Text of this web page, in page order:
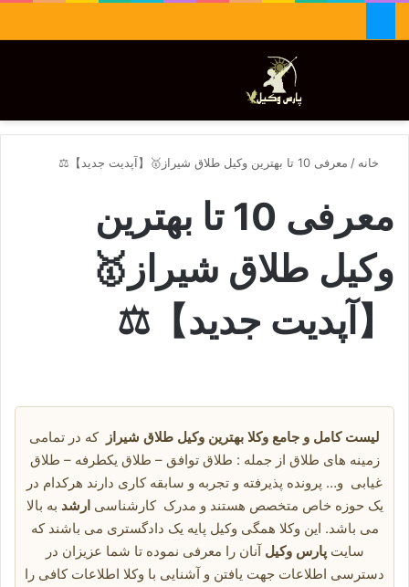
تغییر پوسته
خانه / معرفی 10 تا بهترین وکیل طلاق شیراز🥇【آپدیت جدید】⚖️
معرفی 10 تا بهترین
وکیل طلاق شیراز🥇
【آپدیت جدید】⚖️
لیست کامل و جامع وکلا بهترین وکیل طلاق شیراز که در تمامی
زمینه های طلاق از جمله : طلاق توافق – طلاق یکطرفه – طلاق
غیابی و… پرونده پذیرفته و تجربه و سابقه کاری دارند هرکدام در
یک حوزه خاص متخصص هستند و مدرک کارشناسی ارشد به بالا
می باشد. این وکلا همگی وکیل پایه یک دادگستری می باشند که
سایت پارس وکیل آنان را معرفی نموده تا شما عزیزان در
دسترسی اطلاعات جهت یافتن و آشنایی با وکلا اطلاعات کافی را